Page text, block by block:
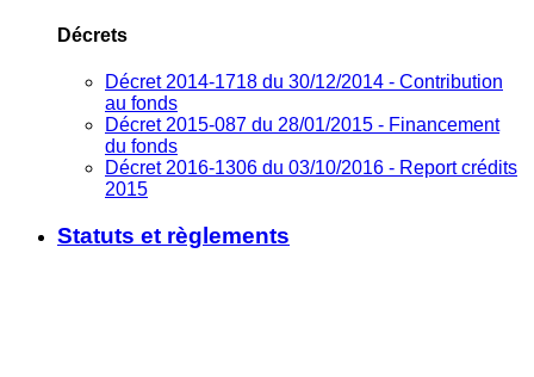
Décrets
Décret 2014-1718 du 30/12/2014 - Contribution
au fonds
Décret 2015-087 du 28/01/2015 - Financement
du fonds
Décret 2016-1306 du 03/10/2016 - Report crédits
2015
Statuts et règlements